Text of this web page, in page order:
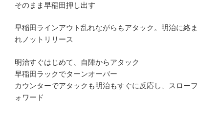
そのまま早稲田押し出す
早稲田ラインアウト乱れながらもアタック。明治に絡ま
れノットリリース
明治すぐはじめて、自陣からアタック
早稲田ラックでターンオーバー
カウンターでアタックも明治もすぐに反応し、スローフ
ォワード